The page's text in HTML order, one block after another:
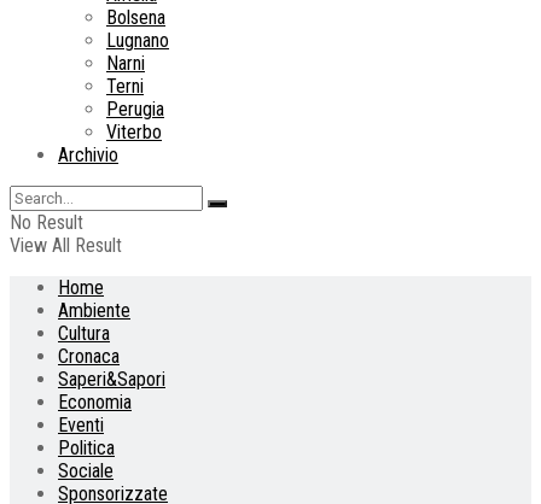
Bolsena
Lugnano
Narni
Terni
Perugia
Viterbo
Archivio
No Result
View All Result
Home
Ambiente
Cultura
Cronaca
Saperi&Sapori
Economia
Eventi
Politica
Sociale
Sponsorizzate